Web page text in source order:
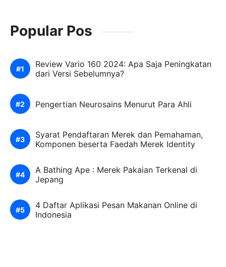
Popular Pos
Review Vario 160 2024: Apa Saja Peningkatan
dari Versi Sebelumnya?
Pengertian Neurosains Menurut Para Ahli
Syarat Pendaftaran Merek dan Pemahaman,
Komponen beserta Faedah Merek Identity
A Bathing Ape : Merek Pakaian Terkenal di
Jepang
4 Daftar Aplikasi Pesan Makanan Online di
Indonesia